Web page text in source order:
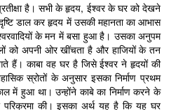
है। सभी के हृदय, ईश्वर के घर को देखने
डाल कर हृदय में उसकी महानता का आभास
के मन में बसा हुआ है। उसका अनुपम
को अपनी ओर खींचता है और हाजियों के तन
हैं। काबा वह घर है जिसे ईश्वर ने हृदयों की
स्रोतों के अनुसार इसका निर्माण प्रथम
में हुआ था। उन्होंने काबे का निर्माण करने के
परिक्रमा की। इसका अर्थ यह है कि यह घर